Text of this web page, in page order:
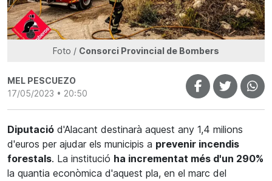
Foto / Consorci Provincial de Bombers
MEL PESCUEZO
17/05/2023 • 20:50
Diputació d'Alacant destinarà aquest any 1,4 milions
d'euros per ajudar els municipis a prevenir incendis
forestals. La institució ha incrementat més d'un 290%
la quantia econòmica d'aquest pla, en el marc del